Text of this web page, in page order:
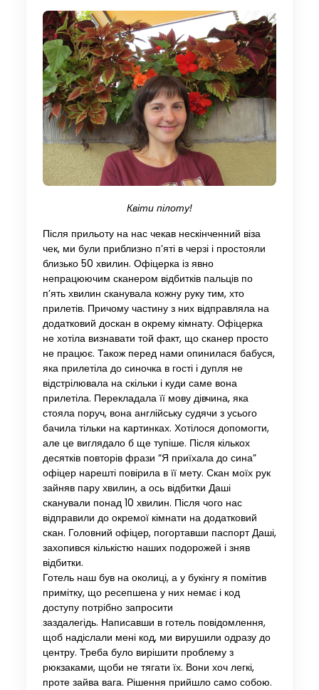
Квіти пілоту!
Після прильоту на нас чекав нескінченний віза
чек, ми були приблизно п’яті в черзі і простояли
близько 50 хвилин. Офіцерка із явно
непрацюючим сканером відбитків пальців по
п’ять хвилин сканувала кожну руку тим, хто
прилетів. Причому частину з них відправляла на
додатковий доскан в окрему кімнату. Офіцерка
не хотіла визнавати той факт, що сканер просто
не працює. Також перед нами опинилася бабуся,
яка прилетіла до синочка в гості і дупля не
відстрілювала на скільки і куди саме вона
прилетіла. Перекладала її мову дівчина, яка
стояла поруч, вона англійську судячи з усього
бачила тільки на картинках. Хотілося допомогти,
але це виглядало б ще тупіше. Після кількох
десятків повторів фрази “Я приїхала до сина”
офіцер нарешті повірила в її мету. Скан моїх рук
зайняв пару хвилин, а ось відбитки Даші
сканували понад 10 хвилин. Після чого нас
відправили до окремої кімнати на додатковий
скан. Головний офіцер, погортавши паспорт Даші,
захопився кількістю наших подорожей і зняв
відбитки.
Готель наш був на околиці, а у букінгу я помітив
примітку, що ресепшена у них немає і код
доступу потрібно запросити
заздалегідь. Написавши в готель повідомлення,
щоб надіслали мені код, ми вирушили одразу до
центру. Треба було вирішити проблему з
рюкзаками, щоби не тягати їх. Вони хоч легкі,
проте зайва вага. Рішення прийшло само собою.